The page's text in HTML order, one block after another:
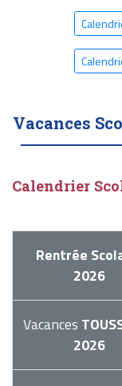
Vacances
Calendrier
Rentrée
2026
Vacances
2026